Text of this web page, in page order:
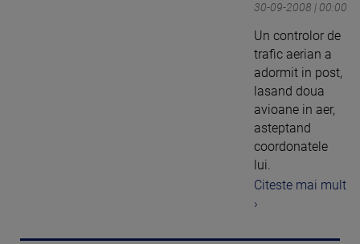
30-09-2008 | 00:00
Un controlor de
trafic aerian a
adormit in post,
lasand doua
avioane in aer,
asteptand
coordonatele
lui.
Citeste mai mult
›